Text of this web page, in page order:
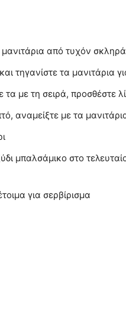
από τυχόν
τηγανίστε τα μανιτάρια
τα με τη σειρά, προσθέστε
αναμείξτε με τα
μπαλσάμικο στο
για σερβίρισμα